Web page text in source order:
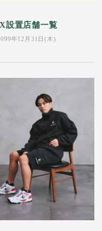
設置店舗一覧
年12月31日(木)